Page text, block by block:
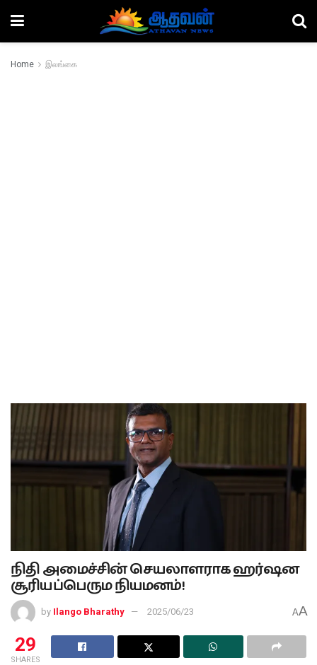
Home இலங்கை
நிதி அமைச்சின் செயலாளராக ஹர்ஷன
சூரியப்பெரும நியமனம்!
by Ilango Bharathy 2025/06/23 AA
29
SHARES